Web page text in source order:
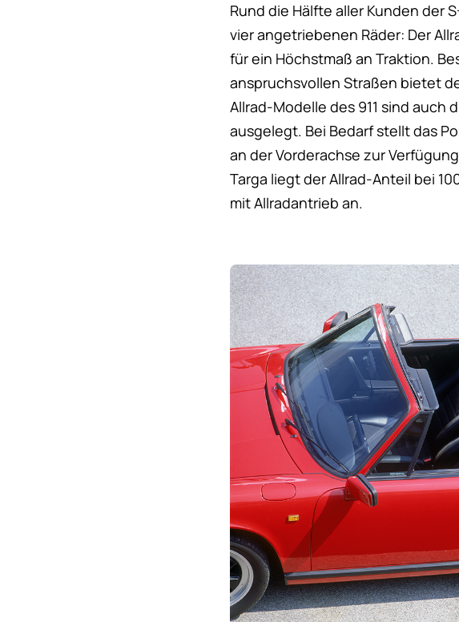
Rund die Hälfte aller Kunden der
vier angetriebenen Räder: Der
für ein Höchstmaß an Traktion.
anspruchsvollen Straßen bietet
Allrad-Modelle des 911 sind
ausgelegt. Bei Bedarf stellt das
an der Vorderachse zur
Targa liegt der Allrad-Anteil bei
mit Allradantrieb an.